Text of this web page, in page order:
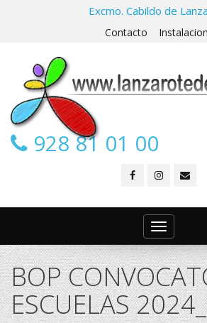
Excmo. Cabildo de
Contacto
928 81 01 00
Toggle
navigation
BOP
ESCUELAS